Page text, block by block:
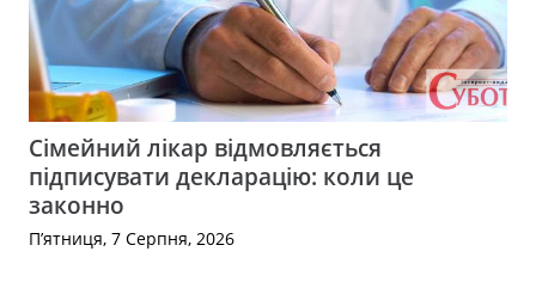
Сімейний лікар відмовляється
підписувати декларацію: коли це
законно
П’ятниця, 7 Серпня, 2026